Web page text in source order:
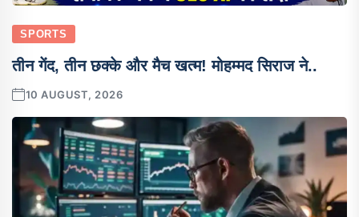
SPORTS
तीन गेंद, तीन छक्के और मैच खत्म! मोहम्मद सिराज ने..
10 AUGUST, 2026